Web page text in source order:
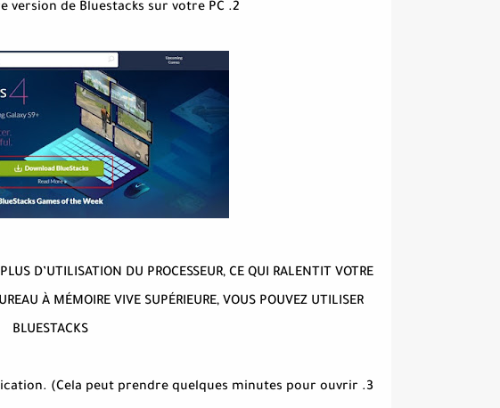
2. Téléchargez la dernière version de Bluestacks sur votre PC
D’UTILISATION DU PROCESSEUR, CE QUI RALENTIT VOTRE
À MÉMOIRE VIVE SUPÉRIEURE, VOUS POUVEZ UTILISER
BLUESTACKS
(Cela peut prendre quelques minutes pour ouvrir